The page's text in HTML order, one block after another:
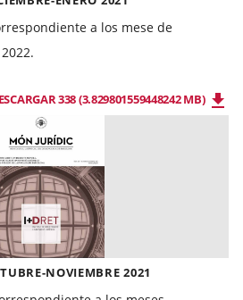
a los mese de
338 (3.829801559448242 MB)
NOVIEMBRE 2021